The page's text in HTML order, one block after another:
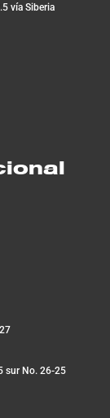
vía Siberia
sur No. 26-25